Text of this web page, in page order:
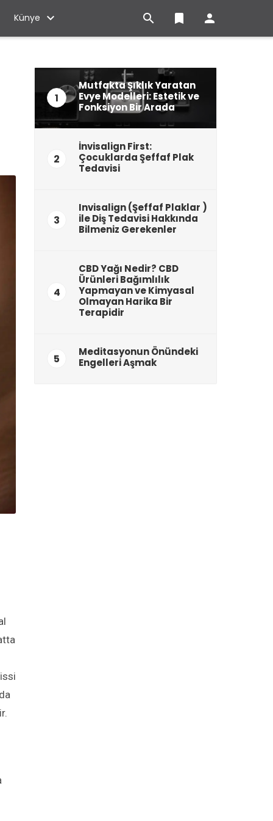
Künye  bookmark 
1
Mutfakta Şıklık Yaratan
Evye Modelleri: Estetik ve
Fonksiyon Bir Arada
2
İnvisalign First:
Çocuklarda Şeffaf Plak
Tedavisi
3
Invisalign (Şeffaf Plaklar )
ile Diş Tedavisi Hakkında
Bilmeniz Gerekenler
4
CBD Yağı Nedir? CBD
Ürünleri Bağımlılık
Yapmayan ve Kimyasal
Olmayan Harika Bir
Terapidir
5
Meditasyonun Önündeki
Engelleri Aşmak